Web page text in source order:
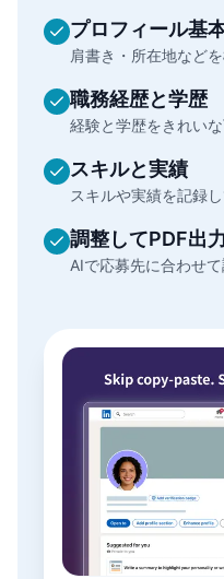
プロフィール基
肩書き・所在地など
職務経歴と学歴
経験と学歴をきれいな
スキルと実績
スキルや実績を記録
調整してPDF出力
AIで応募先に合わせて